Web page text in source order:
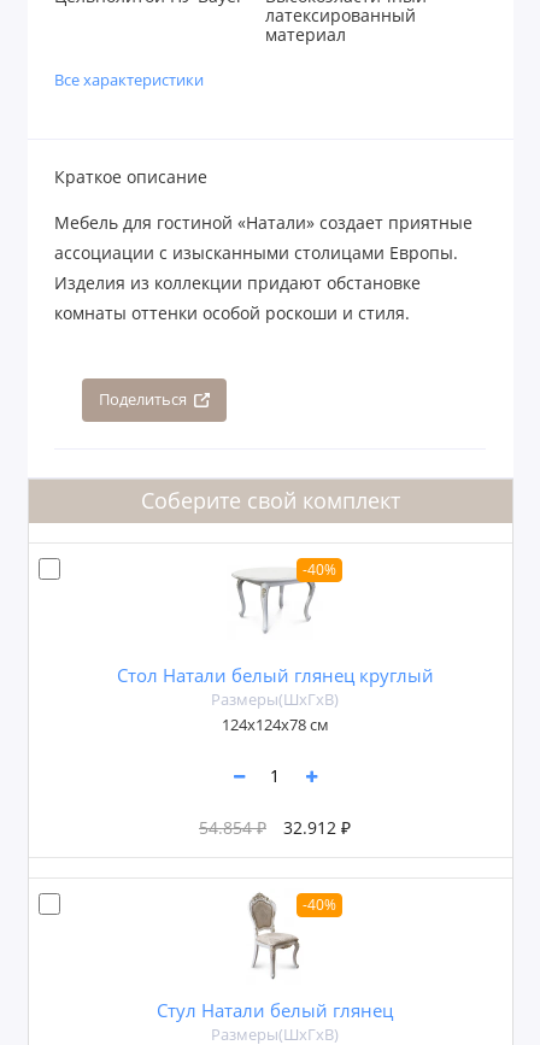
латексированный
материал
Все характеристики
Краткое описание
Мебель для гостиной «Натали» создает приятные
ассоциации с изысканными столицами Европы.
Изделия из коллекции придают обстановке
комнаты оттенки особой роскоши и стиля.
Поделиться
Соберите свой комплект
-40%
Стол Натали белый глянец круглый
Размеры(ШxГxВ)
124x124х78 см
54.854 ₽ 32.912 ₽
-40%
Стул Натали белый глянец
Размеры(ШxГxВ)